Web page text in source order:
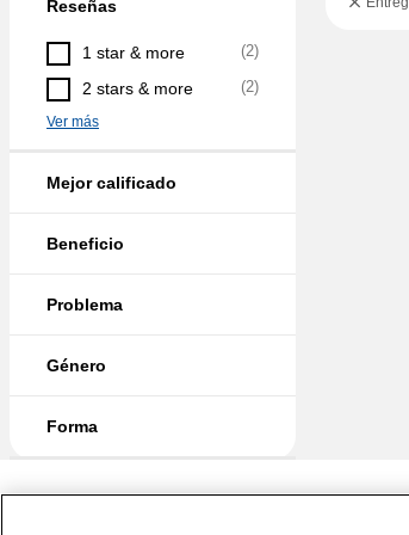
Reseñas
1 star & more (2)
2 stars & more (2)
Ver más
Mejor calificado
Beneficio
Problema
Género
Forma